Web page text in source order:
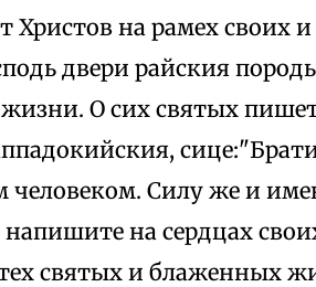
Христов на рамех своих
двери райския
О сих святых
Силу же и
на сердцах
святых и блаженных